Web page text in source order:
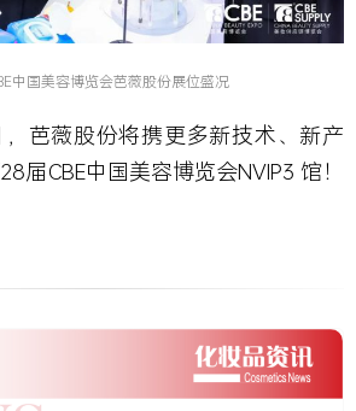
中国美容博览会芭薇股份展位盛况
芭薇股份将携更多新技术、新产
届CBE中国美容博览会NVIP3 馆！